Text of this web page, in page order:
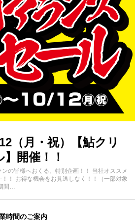
（月・祝）【鮎クリ
開催！！
の皆様へおくる、特別企画！！ 当社オススメ
！ お得な機会をお見逃しなく！！（一部対象
間…
時間のご案内